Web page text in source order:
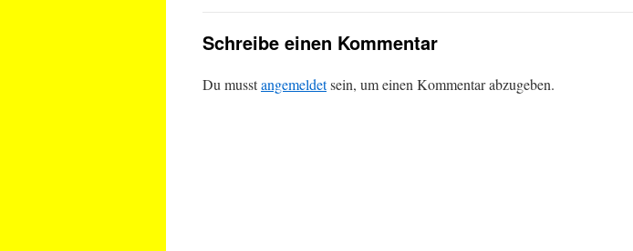
Schreibe einen Kommentar
Du musstangemeldetsein, um einen Kommentar abzugeben.